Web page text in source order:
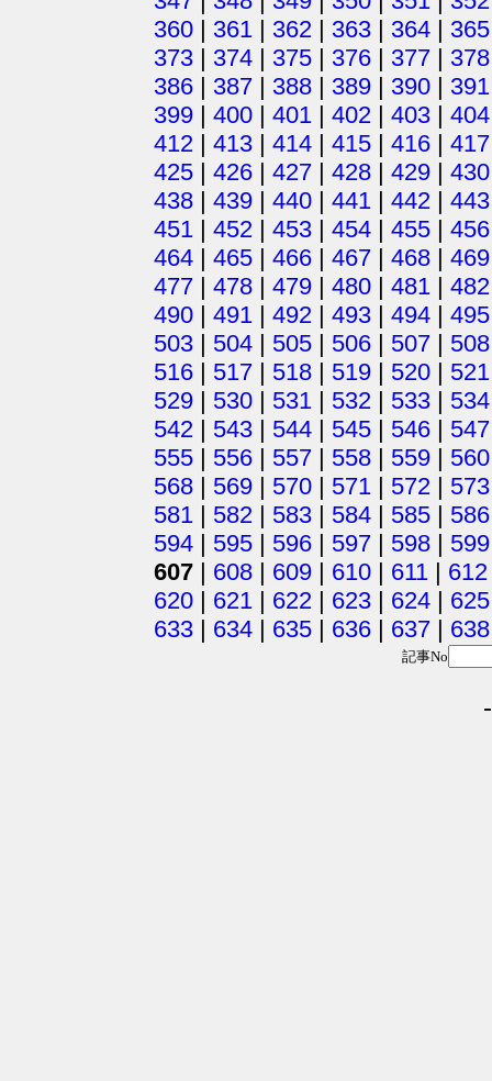
360 | 361 | 362 | 363 | 364 | 365
373 | 374 | 375 | 376 | 377 | 378
386 | 387 | 388 | 389 | 390 | 391
399 | 400 | 401 | 402 | 403 | 404
412 | 413 | 414 | 415 | 416 | 417
425 | 426 | 427 | 428 | 429 | 430
438 | 439 | 440 | 441 | 442 | 443
451 | 452 | 453 | 454 | 455 | 456
464 | 465 | 466 | 467 | 468 | 469
477 | 478 | 479 | 480 | 481 | 482
490 | 491 | 492 | 493 | 494 | 495
503 | 504 | 505 | 506 | 507 | 508
516 | 517 | 518 | 519 | 520 | 521
529 | 530 | 531 | 532 | 533 | 534
542 | 543 | 544 | 545 | 546 | 547
555 | 556 | 557 | 558 | 559 | 560
568 | 569 | 570 | 571 | 572 | 573
581 | 582 | 583 | 584 | 585 | 586
594 | 595 | 596 | 597 | 598 | 599
607 | 608 | 609 | 610 | 611 | 612
620 | 621 | 622 | 623 | 624 | 625
633 | 634 | 635 | 636 | 637 | 638
記事No